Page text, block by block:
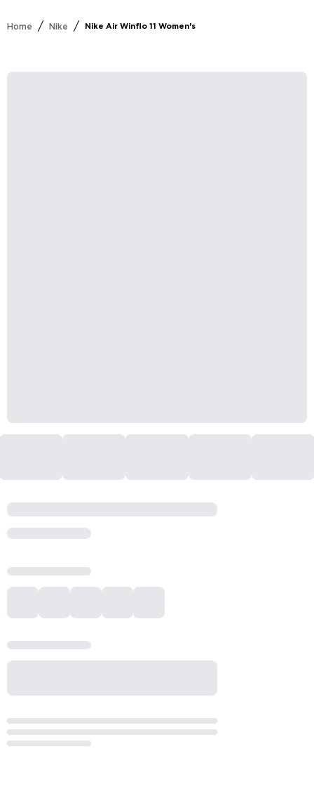
Home / Nike / Nike Air Winflo 11 Women's